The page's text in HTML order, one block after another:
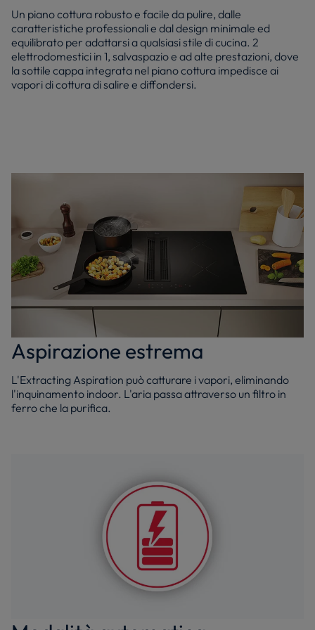
Un piano cottura robusto e facile da pulire, dalle
caratteristiche professionali e dal design minimale ed
equilibrato per adattarsi a qualsiasi stile di cucina. 2
elettrodomestici in 1, salvaspazio e ad alte prestazioni, dove
la sottile cappa integrata nel piano cottura impedisce ai
vapori di cottura di salire e diffondersi.
Aspirazione estrema
L'Extracting Aspiration può catturare i vapori, eliminando
l'inquinamento indoor. L'aria passa attraverso un filtro in
ferro che la purifica.